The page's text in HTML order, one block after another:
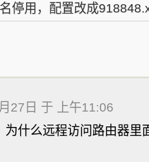
停用，配置改成
27日 于 上午11:06
为什么远程访问路由器里